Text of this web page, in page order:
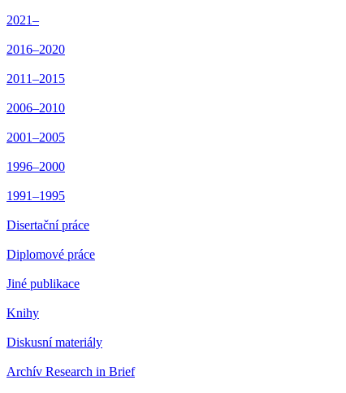
2021–
2016–2020
2011–2015
2006–2010
2001–2005
1996–2000
1991–1995
Disertační práce
Diplomové práce
Jiné publikace
Knihy
Diskusní materiály
Archív Research in Brief